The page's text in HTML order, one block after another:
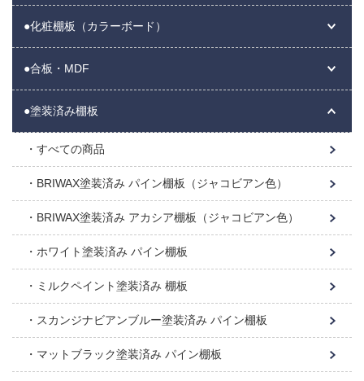
●化粧棚板（カラーボード）
●合板・MDF
●塗装済み棚板
すべての商品
BRIWAX塗装済み パイン棚板（ジャコビアン色）
BRIWAX塗装済み アカシア棚板（ジャコビアン色）
ホワイト塗装済み パイン棚板
ミルクペイント塗装済み 棚板
スカンジナビアンブルー塗装済み パイン棚板
マットブラック塗装済み パイン棚板